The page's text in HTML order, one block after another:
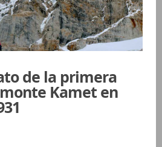
de la primera
Kamet en